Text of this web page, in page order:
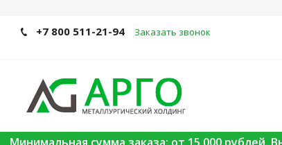
+7 800 511-21-94 Заказать звонок